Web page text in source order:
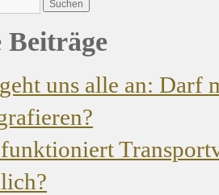
Beiträge
uns alle an: Darf